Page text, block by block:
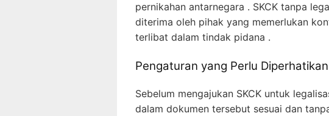
pernikahan antarnegara . SKCK tanpa
diterima oleh pihak yang memerlukan
terlibat dalam tindak pidana .
Pengaturan yang Perlu Diperhatikan
Sebelum mengajukan SKCK untuk
dalam dokumen tersebut sesuai dan